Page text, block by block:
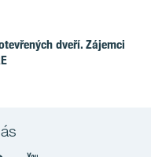
dveří. Zájemci